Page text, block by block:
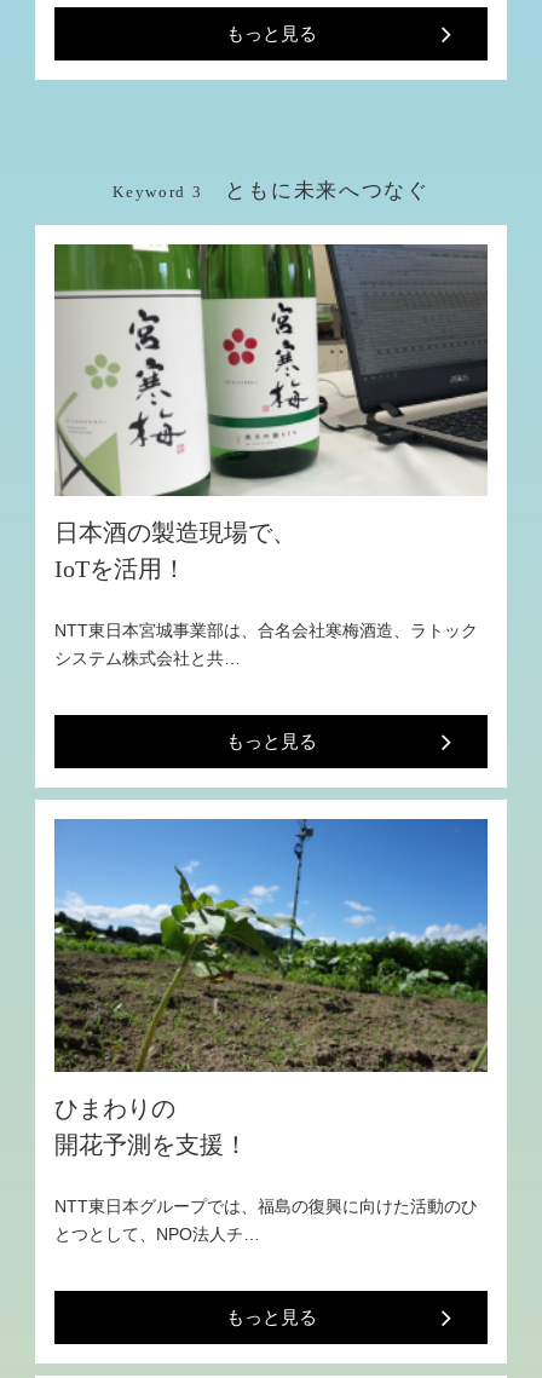
もっと見る
Keyword 3 ともに未来へつなぐ
日本酒の製造現場で、
IoTを活用！
NTT東日本宮城事業部は、合名会社寒梅酒造、ラトック
システム株式会社と共…
もっと見る
ひまわりの
開花予測を支援！
NTT東日本グループでは、福島の復興に向けた活動のひ
とつとして、NPO法人チ…
もっと見る